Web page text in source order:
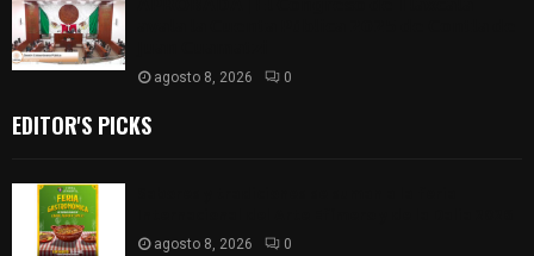
agosto 8, 2026 0
EDITOR'S PICKS
agosto 8, 2026 0